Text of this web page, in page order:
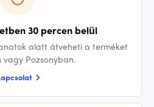
30 percen belül
alatt átveheti a terméket
Pozsonyban.